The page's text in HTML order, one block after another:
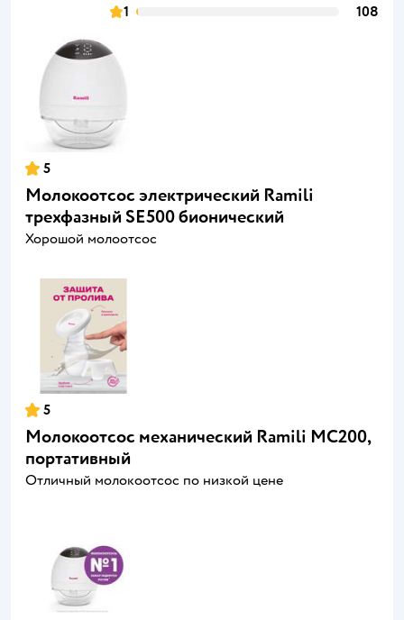
1
108
5
Молокоотсос электрический Ramili
трехфазный SE500 бионический
Хорошой молоотсос
5
Молокоотсос механический Ramili MC200,
портативный
Отличный молокоотсос по низкой цене